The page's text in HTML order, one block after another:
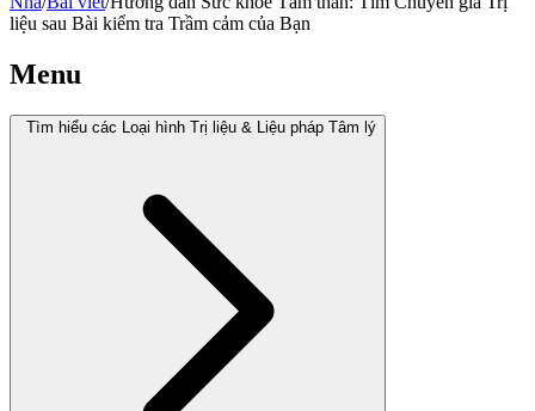
liệu sau Bài kiểm tra Trầm cảm của Bạn
Menu
Tìm hiểu các Loại hình Trị liệu & Liệu pháp Tâm lý